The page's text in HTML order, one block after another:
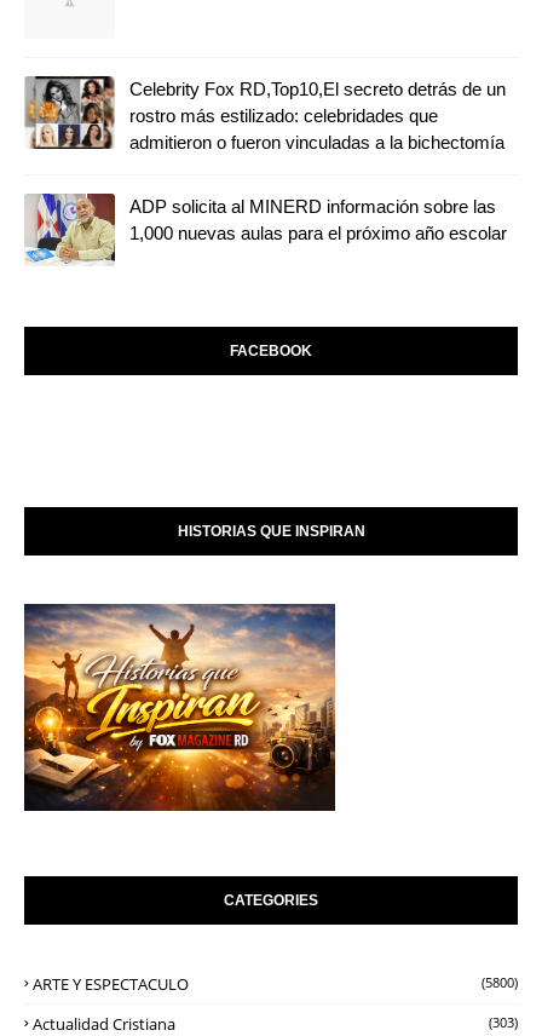
Celebrity Fox RD,Top10,El secreto detrás de un
rostro más estilizado: celebridades que
admitieron o fueron vinculadas a la bichectomía
ADP solicita al MINERD información sobre las
1,000 nuevas aulas para el próximo año escolar
FACEBOOK
HISTORIAS QUE INSPIRAN
CATEGORIES
ARTE Y ESPECTACULO (5800)
Actualidad Cristiana (303)